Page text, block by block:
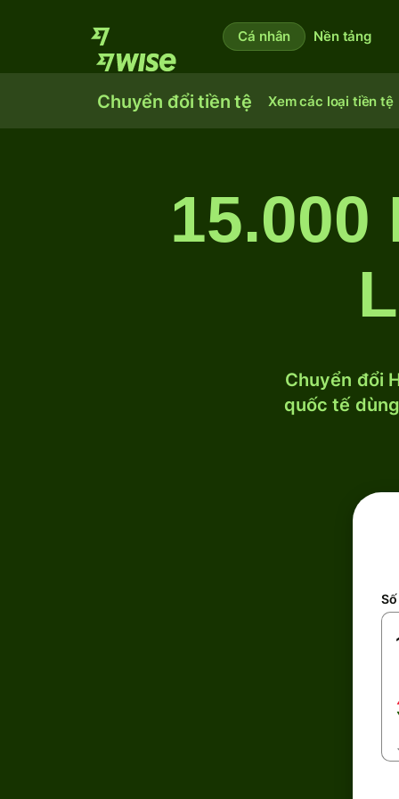
Cá nhân Nền tảng
Chuyển đổi tiền tệ Xem các loại tiền tệ
Chuyển đổi
quốc tế